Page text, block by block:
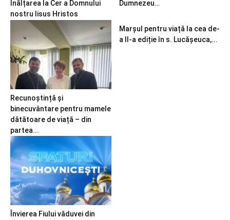
Înălțarea la Cer a Domnului
nostru Iisus Hristos
Dumnezeu…
Recunoștință și
binecuvântare pentru mamele
dătătoare de viață – din
partea...
Marșul pentru viață la cea de-
a II-a ediție în s. Lucășeuca,...
Învierea Fiului văduvei din